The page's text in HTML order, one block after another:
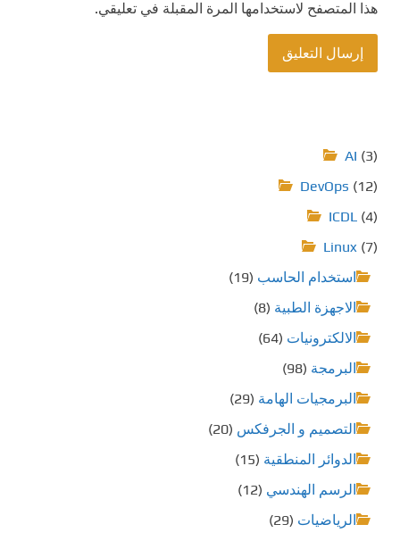
هذا المتصفح لاستخدامها المرة المقبلة في تعليقي.
AI (3)
DevOps (12)
ICDL (4)
Linux (7)
استخدام الحاسب (19)
الاجهزة الطبية (8)
الالكترونيات (64)
البرمجة (98)
البرمجيات الهامة (29)
التصميم و الجرفكس (20)
الدوائر المنطقية (15)
الرسم الهندسي (12)
الرياضيات (29)